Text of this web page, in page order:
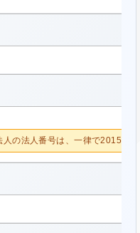
の法人番号は、一律で2015/10/